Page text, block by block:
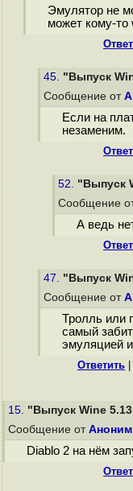
Эмулятор не
может кому-то
45. "Выпуск
Сообщение от
Если на
незаменим.
52. "Выпуск
Сообщение
А ведь
47. "Выпуск
Сообщение от
Тролль или
самый
эмуляцией
Ответить
15. "Выпуск Wine
Сообщение от Аноним
Diablo 2 на нём